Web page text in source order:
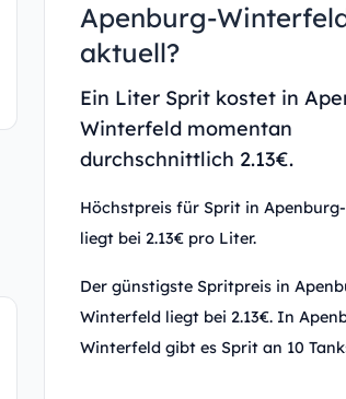
Apenburg-
aktuell?
Ein Liter Sprit kostet in
Winterfeld momentan
durchschnittlich 2.13€.
Höchstpreis für Sprit in
liegt bei 2.13€ pro Liter.
Der günstigste Spritpreis in
Winterfeld liegt bei 2.13€. In
Winterfeld gibt es Sprit an 10